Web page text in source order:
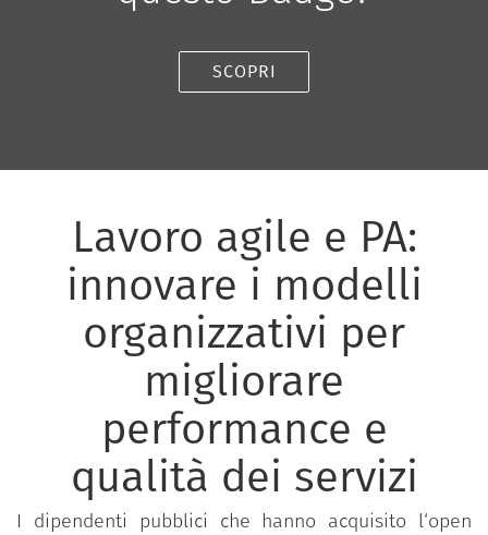
SCOPRI
Lavoro agile e PA:
innovare i modelli
organizzativi per
migliorare
performance e
qualità dei servizi
I dipendenti pubblici che hanno acquisito l‘open